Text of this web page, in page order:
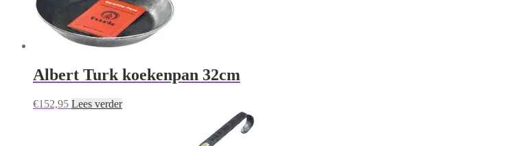
Albert Turk koekenpan 32cm
€152,95 Lees verder